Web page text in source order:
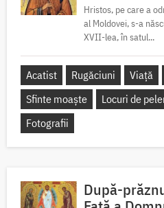
Hristos, pe care a
al Moldovei, s-a
XVII-lea, în satul...
Acatist Rugăciuni Viață
Sfinte moaște
Locuri de
Fotografii
După-